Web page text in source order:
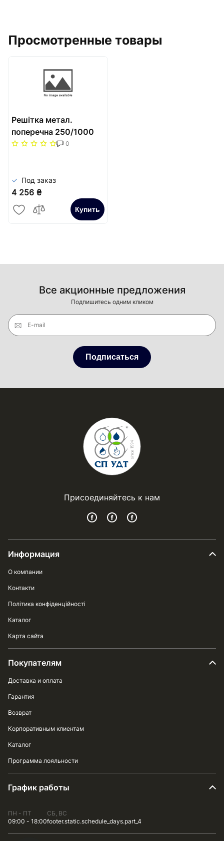
Просмотренные товары
Решітка метал.
поперечна 250/1000
Carrera Сатин0
Под заказ
4 256 ₴
Купить
Все акционные предложения
Подпишитесь одним кликом
E-mail
Подписаться
Присоединяйтесь к нам
Информация
О компании
Контакти
Політика конфіденційності
Каталог
Карта сайта
Покупателям
Доставка и оплата
Гарантия
Возврат
Корпоративным клиентам
Каталог
Программа лояльности
График работы
ПН - ПТ
09:00 - 18:00
СБ, ВС
footer.static.schedule_days.part_4